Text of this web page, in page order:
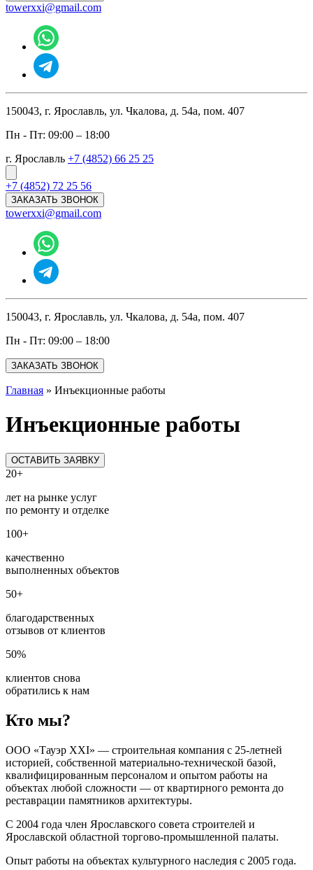
towerxxi@gmail.com
150043, г. Ярославль, ул. Чкалова, д. 54а, пом. 407
Пн - Пт: 09:00 – 18:00
г. Ярославль +7 (4852) 66 25 25
+7 (4852) 72 25 56
ЗАКАЗАТЬ ЗВОНОК
towerxxi@gmail.com
150043, г. Ярославль, ул. Чкалова, д. 54а, пом. 407
Пн - Пт: 09:00 – 18:00
ЗАКАЗАТЬ ЗВОНОК
Главная » Инъекционные работы
Инъекционные работы
ОСТАВИТЬ ЗАЯВКУ
20+
лет на рынке услуг
по ремонту и отделке
100+
качественно
выполненных объектов
50+
благодарственных
отзывов от клиентов
50%
клиентов снова
обратились к нам
Кто мы?
ООО «Тауэр XXI» — строительная компания с 25-летней
историей, собственной материально-технической базой,
квалифицированным персоналом и опытом работы на
объектах любой сложности — от квартирного ремонта до
реставрации памятников архитектуры.
С 2004 года член Ярославского совета строителей и
Ярославской областной торгово-промышленной палаты.
Опыт работы на объектах культурного наследия с 2005 года.